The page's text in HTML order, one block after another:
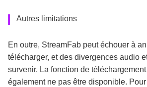
Autres limitations
En outre, StreamFab peut échouer à
télécharger, et des divergences audio
survenir. La fonction de
également ne pas être disponible.